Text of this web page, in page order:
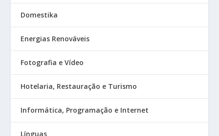
Domestika
Energias Renováveis
Fotografia e Vídeo
Hotelaria, Restauração e Turismo
Informática, Programação e Internet
Línguas